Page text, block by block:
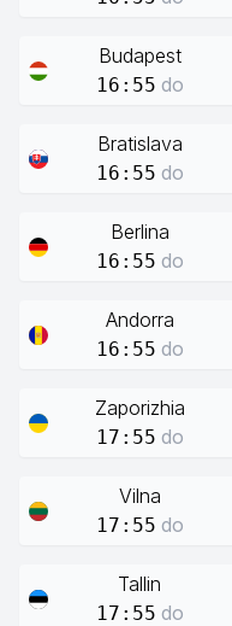
Budapest
16:55 do
Bratislava
16:55 do
Berlina
16:55 do
Andorra
16:55 do
Zaporizhia
17:55 do
Vilna
17:55 do
Tallin
17:55 do